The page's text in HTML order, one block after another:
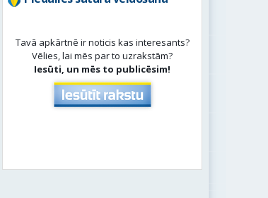
Tavā apkārtnē ir noticis kas interesants?
Vēlies, lai mēs par to uzrakstām?
Iesūti, un mēs to publicēsim!